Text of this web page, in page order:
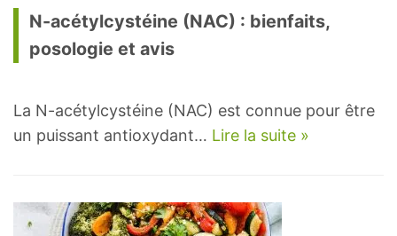
N-acétylcystéine (NAC) : bienfaits,
posologie et avis
La N-acétylcystéine (NAC) est connue pour être
un puissant antioxydant… Lire la suite »